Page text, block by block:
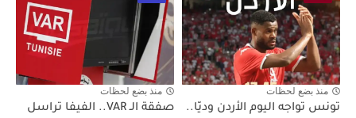
منذ بضع لحظات
تونس تواجه اليوم الأردن وديّا..
منذ بضع لحظات
صفقة الـ VAR.. الفيفا تراسل